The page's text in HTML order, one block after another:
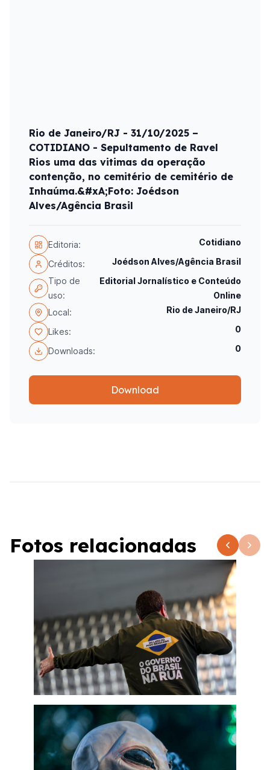
Rio de Janeiro/RJ - 31/10/2025 –
COTIDIANO - Sepultamento de Ravel
Rios uma das vitimas da operação
contenção, no cemitério de cemitério de
Inhaúma.&#xA;Foto: Joédson
Alves/Agência Brasil
Editoria: Cotidiano
Créditos:
Joédson Alves/Agência Brasil
Tipo de
uso:
Editorial Jornalístico e Conteúdo
Online
Local:
Rio de Janeiro/RJ
Likes: 0
Downloads: 0
Download
Fotos relacionadas